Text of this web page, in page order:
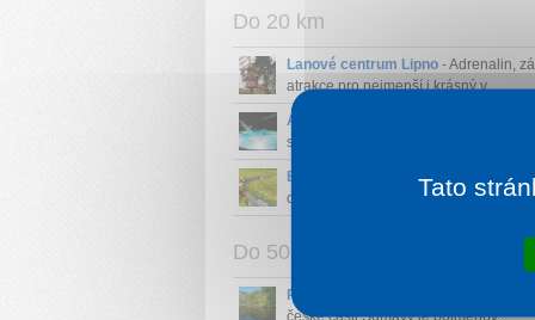
Do 20 km
Lanové centrum Lipno - Adrenalin,
atrakce pro nejmenší i krásný v...
Aquaworld Lipno
skvělým místem, kde je možné rela...
Bobová dráha Lipno nad Vltavou -
dráha přímo v obci Lipno nad Vlt...
Do 50 km
Plešné jezero
české části Šumavy je pojmenov...
Tato